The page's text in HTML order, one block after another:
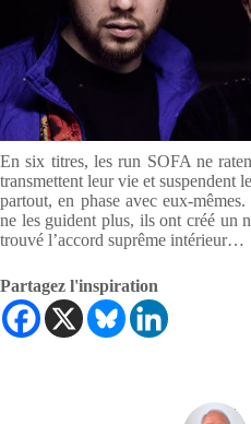
En six titres, les run SOFA ne
transmettent leur vie et suspendent
partout, en phase avec eux-
ne les guident plus, ils ont créé un
trouvé l’accord suprême intérieur…
Partagez l'inspiration